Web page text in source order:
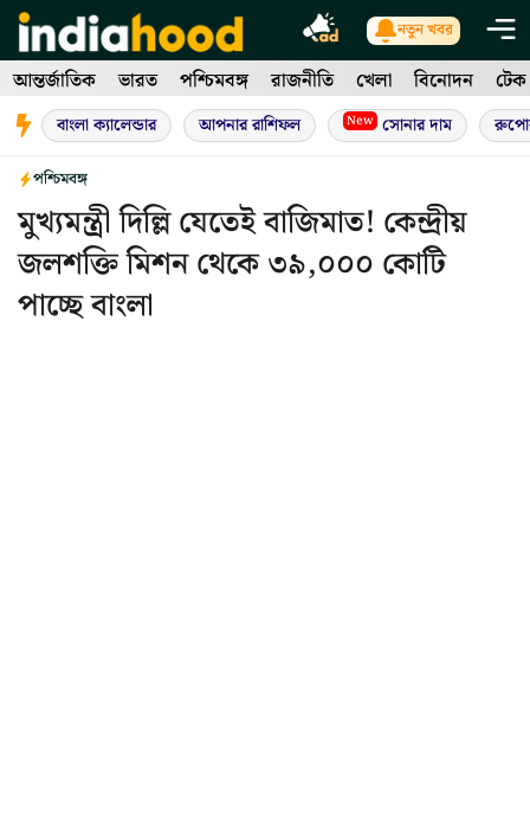
Skip
to
content
নতুন খবর
আন্তর্জাতিক ভারত পশ্চিমবঙ্গ রাজনীতি খেলা বিনোদন টেক
বাংলা ক্যালেন্ডার আপনার রাশিফল New সোনার দাম
পশ্চিমবঙ্গ
মুখ্যমন্ত্রী দিল্লি যেতেই বাজিমাত! কেন্দ্রীয়
জলশক্তি মিশন থেকে ৩৯,০০০ কোটি
পাচ্ছে বাংলা